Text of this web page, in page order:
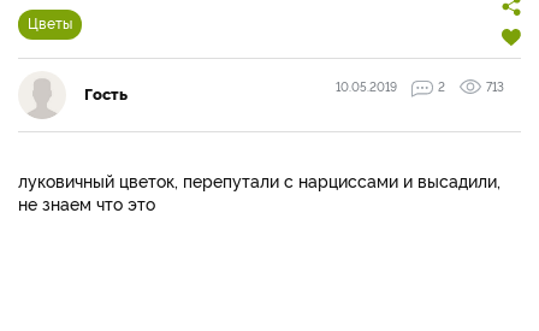
Цветы
Гость 10.05.2019 2 713
луковичный цветок, перепутали с нарциссами и высадили,
не знаем что это